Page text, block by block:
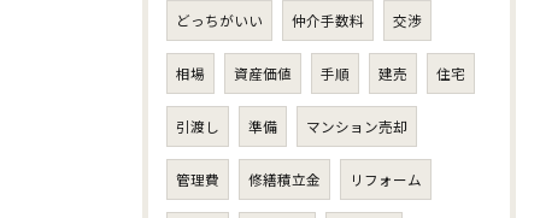
どっちがいい 仲介手数料 交渉
相場 資産価値 手順 建売 住宅
引渡し 準備 マンション売却
管理費 修繕積立金 リフォーム